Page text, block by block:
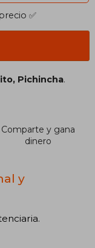
✅
Pichincha.
Comparte y gana
dinero
y